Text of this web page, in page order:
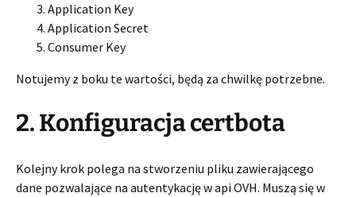
Application Key
Application Secret
Consumer Key
Notujemy z boku te wartości, będą za chwilkę potrzebne.
2. Konfiguracja certbota
Kolejny krok polega na stworzeniu pliku zawierającego
dane pozwalające na autentykację w api OVH. Muszą się w